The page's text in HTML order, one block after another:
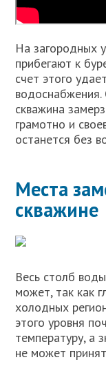
На загородных
прибегают к
счет этого
водоснабжения.
скважина
грамотно и
останется без
Места
скважине
Весь столб
может, так как
холодных
этого уровня
температуру, а
не может